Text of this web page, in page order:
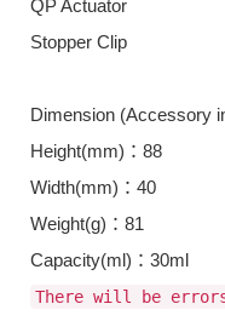
QP Actuator
Stopper Clip
Dimension (Accessory
Height(mm)：88
Width(mm)：40
Weight(g)：81
Capacity(ml)：30ml
There will be